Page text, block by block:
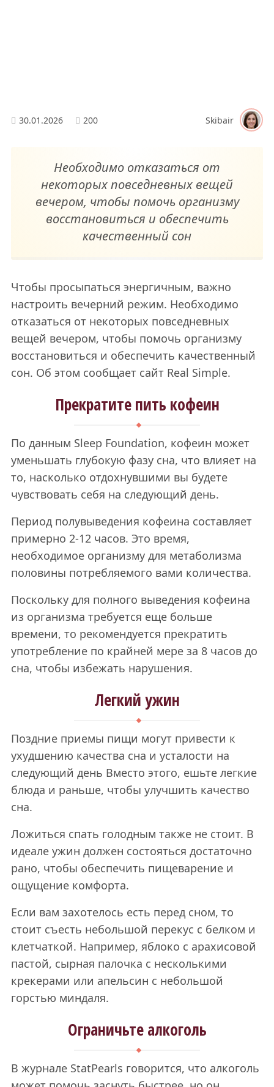
30.01.2026 200 Skibair
Необходимо отказаться от
некоторых повседневных вещей
вечером, чтобы помочь организму
восстановиться и обеспечить
качественный сон
Чтобы просыпаться энергичным, важно
настроить вечерний режим. Необходимо
отказаться от некоторых повседневных
вещей вечером, чтобы помочь организму
восстановиться и обеспечить качественный
сон. Об этом сообщает сайт Real Simple.
Прекратите пить кофеин
По данным Sleep Foundation, кофеин может
уменьшать глубокую фазу сна, что влияет на
то, насколько отдохнувшими вы будете
чувствовать себя на следующий день.
Период полувыведения кофеина составляет
примерно 2-12 часов. Это время,
необходимое организму для метаболизма
половины потребляемого вами количества.
Поскольку для полного выведения кофеина
из организма требуется еще больше
времени, то рекомендуется прекратить
употребление по крайней мере за 8 часов до
сна, чтобы избежать нарушения.
Легкий ужин
Поздние приемы пищи могут привести к
ухудшению качества сна и усталости на
следующий день Вместо этого, ешьте легкие
блюда и раньше, чтобы улучшить качество
сна.
Ложиться спать голодным также не стоит. В
идеале ужин должен состояться достаточно
рано, чтобы обеспечить пищеварение и
ощущение комфорта.
Если вам захотелось есть перед сном, то
стоит съесть небольшой перекус с белком и
клетчаткой. Например, яблоко с арахисовой
пастой, сырная палочка с несколькими
крекерами или апельсин с небольшой
горстью миндаля.
Ограничьте алкоголь
В журнале StatPearls говорится, что алкоголь